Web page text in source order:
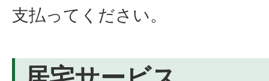
支払ってください。